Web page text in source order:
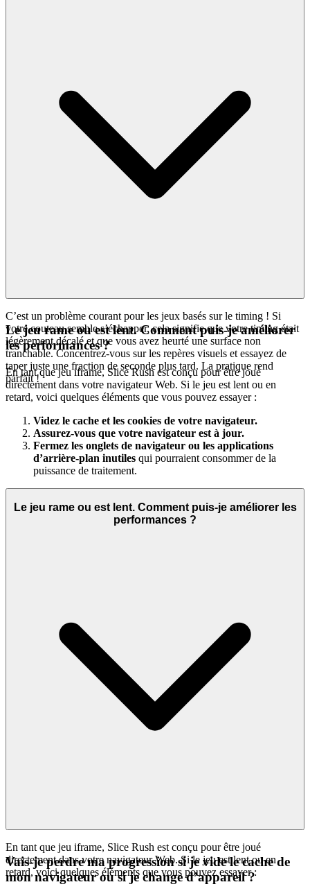
C’est un problème courant pour les jeux basés sur le timing ! Si
votre couteau semble s’échapper, cela signifie que votre timing était
légèrement décalé et que vous avez heurté une surface non
tranchable. Concentrez-vous sur les repères visuels et essayez de
taper juste une fraction de seconde plus tard. La pratique rend
parfait !
Le jeu rame ou est lent. Comment puis-je améliorer
les performances ?
En tant que jeu iframe, Slice Rush est conçu pour être joué
directement dans votre navigateur Web. Si le jeu est lent ou en
retard, voici quelques éléments que vous pouvez essayer :
Videz le cache et les cookies de votre navigateur.
Assurez-vous que votre navigateur est à jour.
Fermez les onglets de navigateur ou les applications
d’arrière-plan inutiles qui pourraient consommer de la
puissance de traitement.
Le jeu rame ou est lent. Comment puis-je améliorer les
performances ?
En tant que jeu iframe, Slice Rush est conçu pour être joué
directement dans votre navigateur Web. Si le jeu est lent ou en
retard, voici quelques éléments que vous pouvez essayer :
Vais-je perdre ma progression si je vide le cache de
mon navigateur ou si je change d’appareil ?